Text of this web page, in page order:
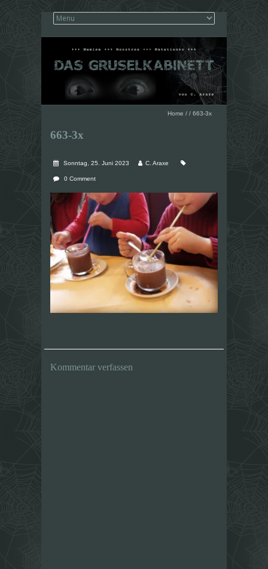
Home / / 663-3x
663-3x
Sonntag, 25. Juni 2023 C. Araxe
0 Comment
Kommentar verfassen